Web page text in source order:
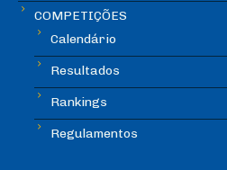
COMPETIÇÕES
Calendário
Resultados
Rankings
Regulamentos